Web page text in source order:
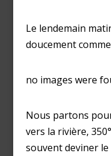
Le lendemain
doucement
no images were
Nous partons
vers la rivière,
souvent deviner